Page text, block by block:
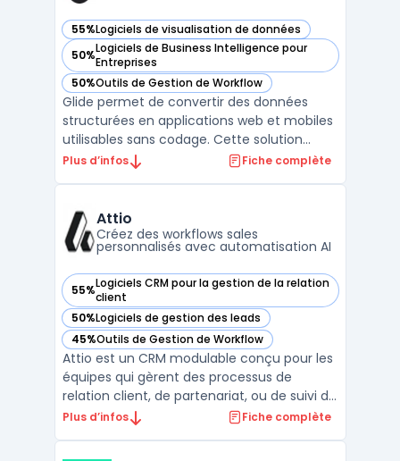
55%Logiciels de visualisation de données
— voir Glide dans cette catégorie
50%Logiciels de Business Intelligence pour
Entreprises
— voir Glide dans cette catégorie
50%Outils de Gestion de Workflow
— voir Glide dans cette catégorie
Glide permet de convertir des données
structurées en applications web et mobiles
utilisables sans codage. Cette solution
s’adresse aux équipes opérationnelles, aux
création d’outils internes ou
l’automatisation de tâches ...
Plus d’infos Fiche complète
Attio
Créez des workflows sales
personnalisés avec automatisation AI
55%Logiciels CRM pour la gestion de la relation
client
— voir Attio dans cette catégorie
50%Logiciels de gestion des leads
— voir Attio dans cette catégorie
45%Outils de Gestion de Workflow
— voir Attio dans cette catégorie
Attio est un CRM modulable conçu pour les
équipes qui gèrent des processus de
relation client, de partenariat, ou de suivi de
transactions. Sa structure s'appuie sur un
Plus d’infos Fiche complète